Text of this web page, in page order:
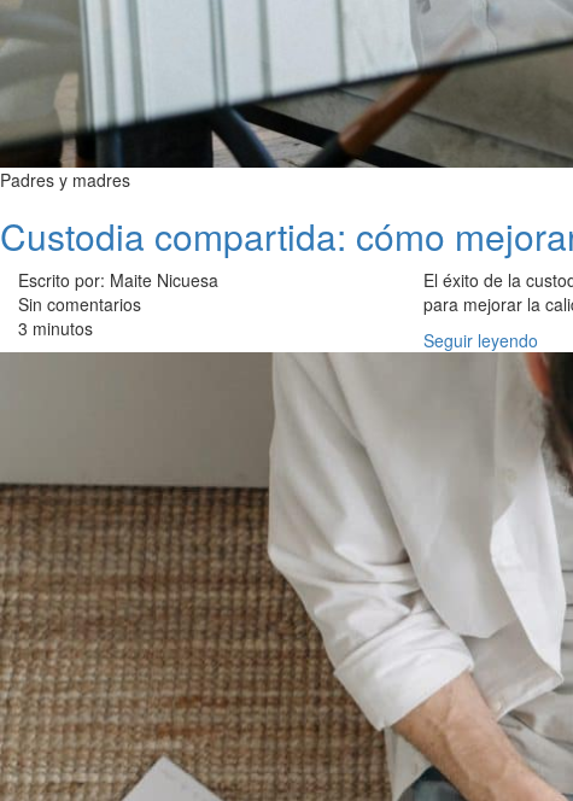
Padres y madres
Custodia compartida: cómo
Escrito por: Maite Nicuesa
Sin comentarios
3 minutos
El éxito de la
para mejorar la
Seguir leyendo